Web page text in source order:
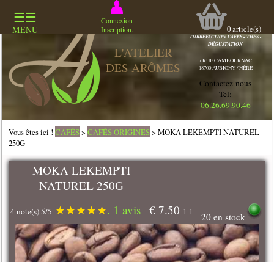
☰☰
MENU
Connexion
Inscription.
0article(s)
L'ATELIER
DES ARÔMES
COMMERCE
SPECIALISÉ
TORREFACTION CAFES - THES -
DÉGUSTATION
7 RUE CAMBOURNAC
18700 AUBIGNY / NÈRE
Contactez-nous
Tel:
06.26.69.90.46
Vous êtes ici !CAFÉS>CAFÉS ORIGINES> MOKA LEKEMPTI NATUREL
250G
MOKA LEKEMPTI
NATUREL 250G
4 note(s) 5/5 ★★★★★. 1 avis € 7.50 1 1 20 en stock